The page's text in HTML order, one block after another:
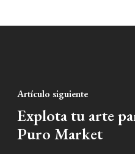
Artículo siguiente
Explota tu arte
Puro Market